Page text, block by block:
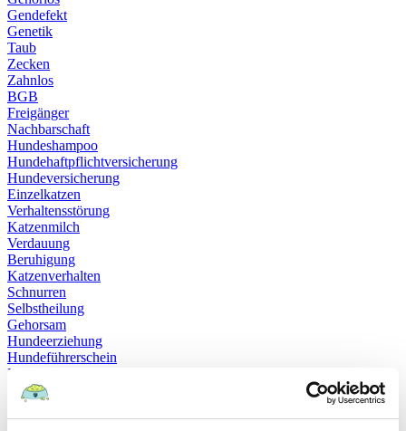
Gendefekt
Genetik
Taub
Zecken
Zahnlos
BGB
Freigänger
Nachbarschaft
Hundeshampoo
Hundehaftpflichtversicherung
Hundeversicherung
Einzelkatzen
Verhaltensstörung
Katzenmilch
Verdauung
Beruhigung
Katzenverhalten
Schnurren
Selbstheilung
Gehorsam
Hundeerziehung
Hundeführerschein
Prüfung
Sachkundenachweis
Sozialverträglichkeit
Bloodhound